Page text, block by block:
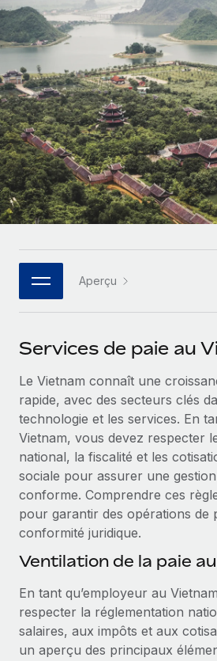
Gestion des freelances
Intégrez et gérez vos freelances
PEO
Sous-traitez les opérations
INFRASTRUCTURE
Intégration Remote
Intégrez vos RH aux flux de travail
Plateforme
Connecter
Nouveau
Connectez n'importe quel outil
notre MCP
Intégrations
SERVICES
Demandez aux experts
Recevez des conseils d’experts
l’international et la conformité
Contrôles d’antécédents
Simplifiez vos processus de
candidats
Remote Watchtower
Gardez un temps d’avance sur
matière de conformité
Comparer Remote
Examinez notre service par
CROISSANCE
Start-ups
Des solutions agiles et
paie des entreprises en pleine
Entreprises intermédiaires
Développez vos équipes avec
mesure
Entreprise
Les RH à l’international pour les
Partenaires stratégiques de
Devenir partenaire
Explorez avec nous vos
Remote Build
Bientôt disponible
Conseil en intégrations et
l’IA
ÉTUDES DE CAS
pays
Calculateur de paiement
Découvrez les devises
paiement pour vos freelances
APPRENDRE AVEC REMOTE
Recherche et guides
Études de cas
Checklists et modèles
Descriptions de postes
Salle de presse
Données sur les salaires et les
Centre de ressources
Obtenir de l’aide
Voir toutes les ressources
Paie multipays
EOR et PEO
Nederlands
Français
Deutsch
Español
Italiano
Português (Portugal)
日本語
한국어
Connexion
Aperçu
Services de paie au
Le Vietnam connaît une
rapide, avec des secteurs clés
technologie et les services. En
Vietnam, vous devez respecter
national, la fiscalité et les
sociale pour assurer une
conforme. Comprendre ces
pour garantir des opérations de
conformité juridique.
Ventilation de la paie
En tant qu’employeur au
respecter la réglementation
salaires, aux impôts et aux
un aperçu des principaux